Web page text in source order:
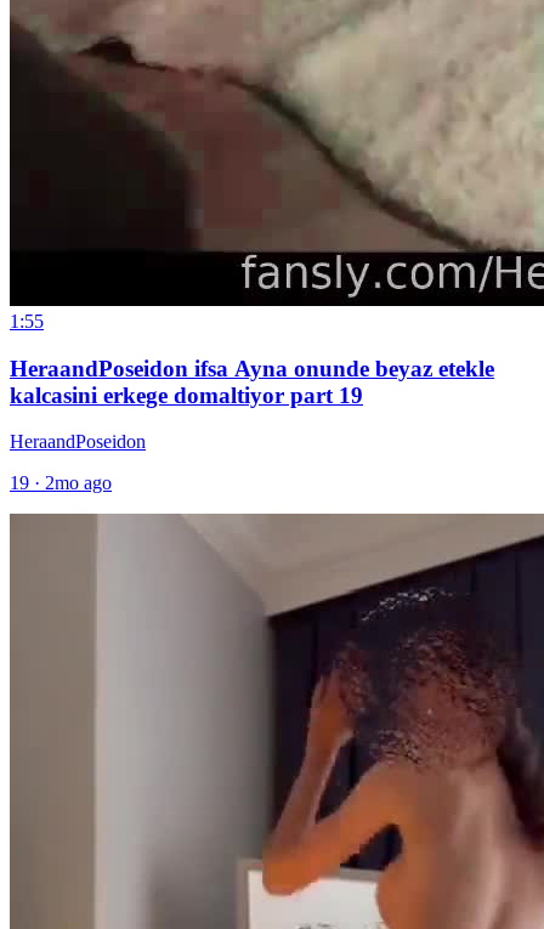
1:55
HeraandPoseidon ifsa Ayna onunde beyaz etekle
kalcasini erkege domaltiyor part 19
HeraandPoseidon
19 · 2mo ago